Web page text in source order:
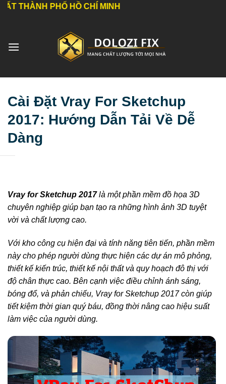
Bỏ
dung
HỒ CHÍ MINH
Cài Đặt Vray For Sketchup
2017: Hướng Dẫn Tải Về Dễ
Dàng
Vray for Sketchup 2017là một phần mềm đồ họa 3D
chuyên nghiệp giúp bạn tạo ra những hình ảnh 3D tuyệt
vời và chất lượng cao.
Với kho công cụ hiện đại và tính năng tiên tiến, phần mềm
này cho phép người dùng thực hiện các dự án mô phỏng,
thiết kế kiến trúc, thiết kế nội thất và quy hoạch đô thị với
độ chân thực cao. Bên cạnh việc điều chỉnh ánh sáng,
bóng đổ, và phản chiếu, Vray for Sketchup 2017 còn giúp
tiết kiệm thời gian quý báu, đồng thời nâng cao hiệu suất
làm việc của người dùng.